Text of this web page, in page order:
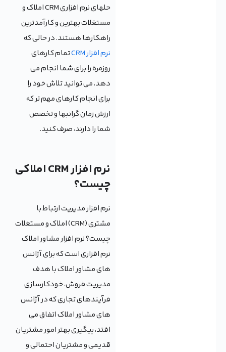
حلهای نرم افزاری CRM املاک و
مستغلات بهترین و کارآمدترین
راهکارها هستند. در حالی که
نرم افزار CRM
تمام کارهای
روزمره را برای شما انجام می
دهد، می توانید تلاش خود را
برای انجام کارهای مهم تر که
ارزش زمان گرانبها و تخصص
شما را دارند، صرف کنید.
نرم افزار CRM املاکی
چیست؟
نرم افزار مدیریت ارتباط با
مشتری (CRM) املاک و مستغلات
چیست؟ نرم افزار مشاور املاک
نرم افزاری است که برای آژانس
های مشاور املاک با هدف
مدیریت فروش، خودکارسازی
فرآیندهای تجاری که در آژانس
های مشاور املاک اتفاق می
افتد، پیگیری بهتر امور مشتریان
قدیمی و مشتریان احتمالی و